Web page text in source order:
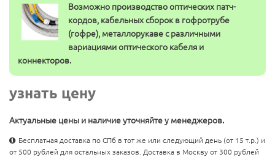
Возможно производство оптических патч-
кордов, кабельных сборок в гофротрубе
(гофре), металлорукаве с различными
вариациями оптического кабеля и
коннекторов.
узнать цену
Актуальные цены и наличие уточняйте у менеджеров.
Бесплатная доставка по СПб в тот же или следующий день (от 15 т.р.) и
от 500 рублей для остальных заказов. Доставка в Москву от 300 рублей